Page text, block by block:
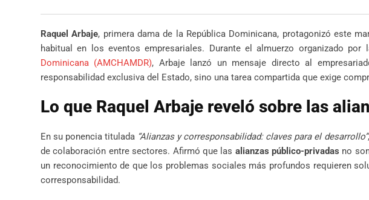
Raquel Arbaje, primera dama de la República Dominicana, protagonizó este
habitual en los eventos empresariales. Durante el almuerzo organizado por
Dominicana (AMCHAMDR), Arbaje lanzó un mensaje directo al
responsabilidad exclusiva del Estado, sino una tarea compartida que exige
Lo que Raquel Arbaje reveló sobre las
En su ponencia titulada “Alianzas y corresponsabilidad: claves para el desarrollo”
de colaboración entre sectores. Afirmó que las alianzas público-privadas no
un reconocimiento de que los problemas sociales más profundos requieren
corresponsabilidad.